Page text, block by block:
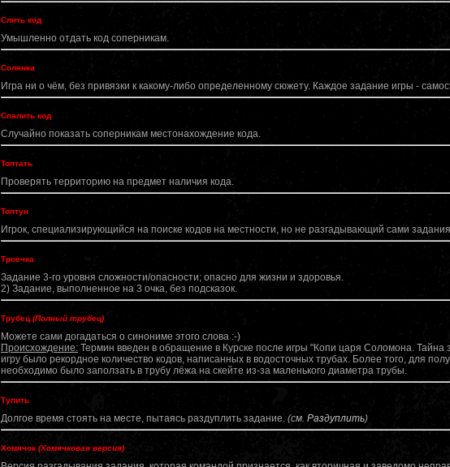
Слить код
Умышленно отдать код соперникам.
Солянка
Игра ни о чём, без привязки к какому-либо определенному сюжету. Каждое задание игры -
Спалить код
Случайно показать соперникам местонахождение кода.
Топтать
Проверять территорию на предмет наличия кода.
Топтун
Игрок, специализирующийся на поиске кодов на местности, но не разгадывающий сами
Троечка
Задание 3-го уровня сложности/опасности; опасно для жизни и здоровья.
2) Задание, выполненное на 3 очка, без подсказок.
Трубец (Полный трубец)
Можете сами догадаться о синониме этого слова :-)
Происхождение: Термин введен в обращение в Курске после игры "Копи царя Соломона. Тайна
игру было рекордное количество кодов, написанных в водосточных трубах. Более того, для
необходимо было заползать в трубу лёжа на скейте из-за маленького диаметра трубы.
Тупить
Долгое время стоять на месте, пытаясь раздуплить задание. (см. Раздуплить)
Хомячок (Хомячковая версия)